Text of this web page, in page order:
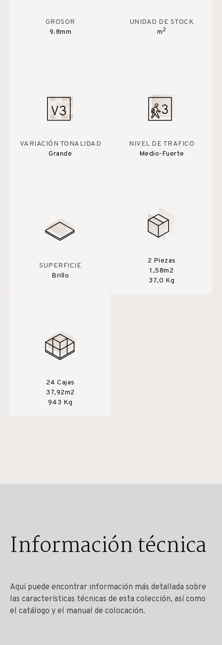
GROSOR
9.8mm
UNIDAD DE STOCK
m2
VARIACIÓN TONALIDAD
Grande
NIVEL DE TRAFICO
Medio-Fuerte
SUPERFICIE
Brillo
2 Piezas
1,58m2
37,0 Kg
24 Cajas
37,92m2
943 Kg
Información técnica
Aquí puede encontrar información más detallada sobre
las características técnicas de esta colección, así como
el catálogo y el manual de colocación.